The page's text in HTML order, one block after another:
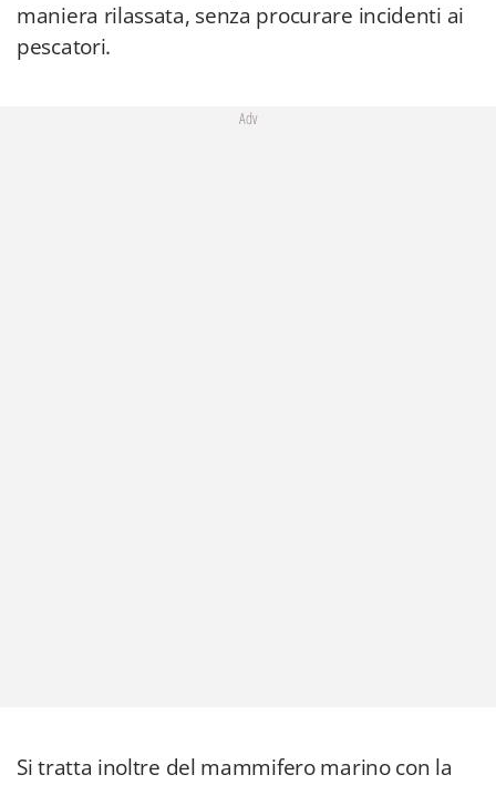
maniera rilassata, senza procurare incidenti ai
pescatori.
Adv
Si tratta inoltre del mammifero marino con la